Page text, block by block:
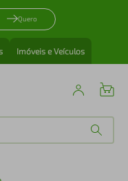
Quero
Imóveis e Veículos